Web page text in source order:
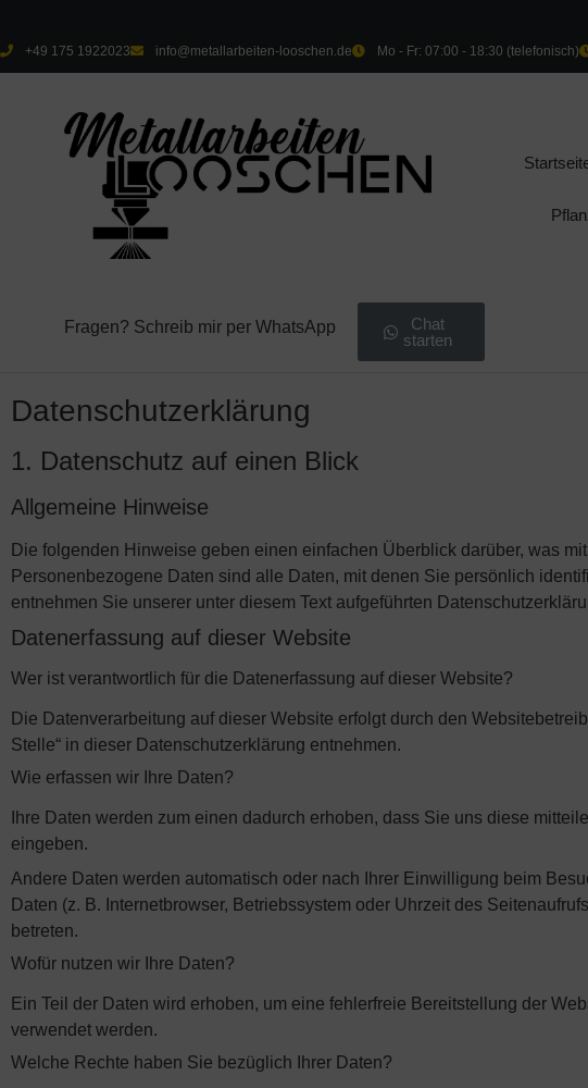
+49 175 1922023 info@metallarbeiten-looschen.de Mo - Fr: 07:00 - 18:30 (telefonisch)
Fragen? Schreib mir per WhatsApp
Chat
starten
Datenschutz­erklärung
1. Datenschutz auf einen Blick
Allgemeine Hinweise
Die folgenden Hinweise geben einen einfachen Überblick darüber, was
Personenbezogene Daten sind alle Daten, mit denen Sie persönlich
entnehmen Sie unserer unter diesem Text aufgeführten
Datenerfassung auf dieser Website
Wer ist verantwortlich für die Datenerfassung auf dieser Website?
Die Datenverarbeitung auf dieser Website erfolgt durch den
Stelle“ in dieser Datenschutzerklärung entnehmen.
Wie erfassen wir Ihre Daten?
Ihre Daten werden zum einen dadurch erhoben, dass Sie uns diese
eingeben.
Andere Daten werden automatisch oder nach Ihrer Einwilligung beim
Daten (z. B. Internetbrowser, Betriebssystem oder Uhrzeit des
betreten.
Wofür nutzen wir Ihre Daten?
Ein Teil der Daten wird erhoben, um eine fehlerfreie Bereitstellung der
verwendet werden.
Welche Rechte haben Sie bezüglich Ihrer Daten?